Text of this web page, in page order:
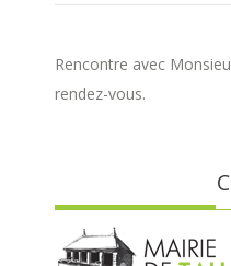
Rencontre avec
rendez-vous.